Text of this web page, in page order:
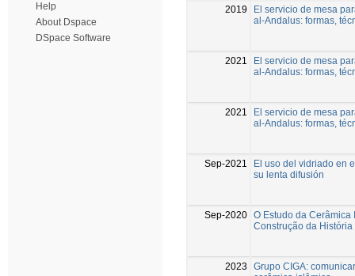
Help
About Dspace
DSpace Software
2019
El servicio de mesa
al-Andalus: formas,
2021
El servicio de mesa
al-Andalus: formas,
2021
El servicio de mesa
al-Andalus: formas,
Sep-2021
El uso del vidriado en
su lenta difusión
Sep-2020 O Estudo da Cerâmica
Construção da
2023
Grupo CIGA: